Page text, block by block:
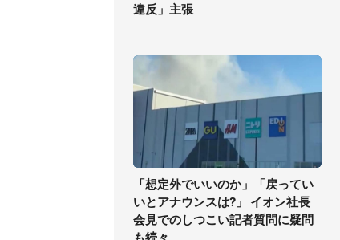
違反」主張
「想定外でいいのか」「戻ってい
いとアナウンスは?」 イオン社長
会見でのしつこい記者質問に疑問